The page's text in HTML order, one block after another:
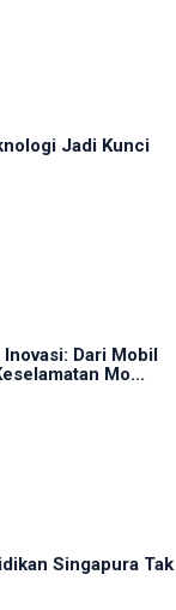
Jadi Kunci
Dari Mobil
Mo...
Singapura Tak